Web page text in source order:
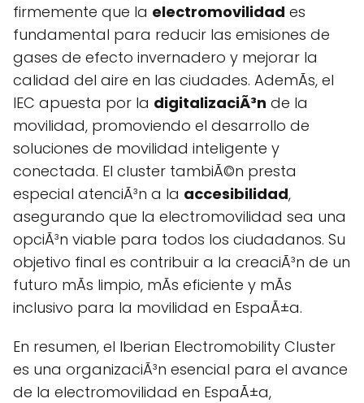
firmemente que la electromovilidad es
fundamental para reducir las emisiones de
gases de efecto invernadero y mejorar la
calidad del aire en las ciudades. AdemÃs, el
IEC apuesta por la digitalizaciÃ³n de la
movilidad, promoviendo el desarrollo de
soluciones de movilidad inteligente y
conectada. El cluster tambiÃ©n presta
especial atenciÃ³n a la accesibilidad,
asegurando que la electromovilidad sea una
opciÃ³n viable para todos los ciudadanos. Su
objetivo final es contribuir a la creaciÃ³n de un
futuro mÃs limpio, mÃs eficiente y mÃs
inclusivo para la movilidad en EspaÃ±a.
En resumen, el Iberian Electromobility Cluster
es una organizaciÃ³n esencial para el avance
de la electromovilidad en EspaÃ±a,